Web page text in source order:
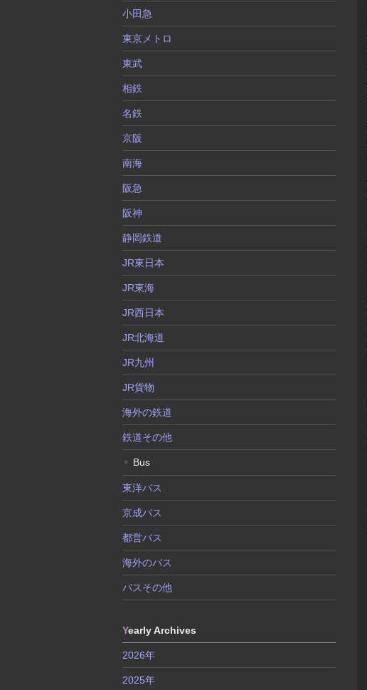
小田急
東京メトロ
東武
相鉄
名鉄
京阪
南海
阪急
阪神
静岡鉄道
JR東日本
JR東海
JR西日本
JR北海道
JR九州
JR貨物
海外の鉄道
鉄道その他
▼ Bus
東洋バス
京成バス
都営バス
海外のバス
バスその他
Yearly Archives
2026年
2025年